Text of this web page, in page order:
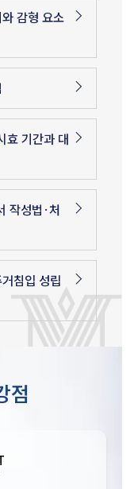
감형 요소
효 기간과 대
작성법·처
침입 성립
점